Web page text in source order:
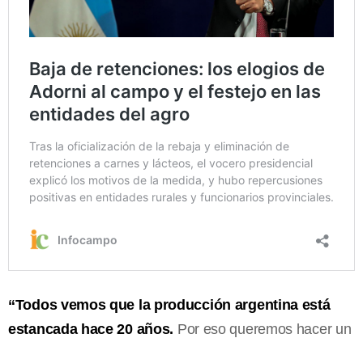
“Todos vemos que la producción argentina está
estancada hace 20 años. Por eso queremos hacer un